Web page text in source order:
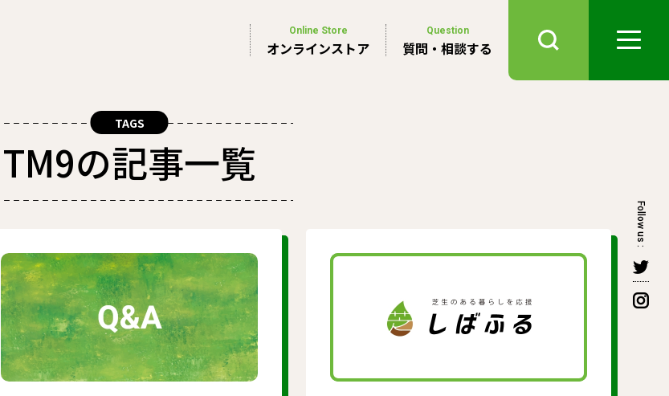
Online Store
オンラインストア
Question
質問・相談する
Follow us :
TAGS
TM9の記事一覧